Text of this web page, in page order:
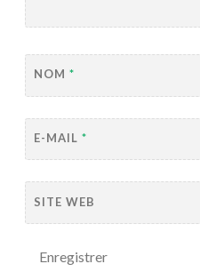
NOM *
E-MAIL *
SITE WEB
Enregistrer